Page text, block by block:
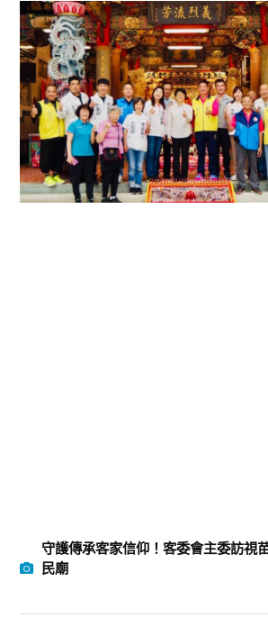
守護傳承客家信仰！客委會主委訪視
民廟